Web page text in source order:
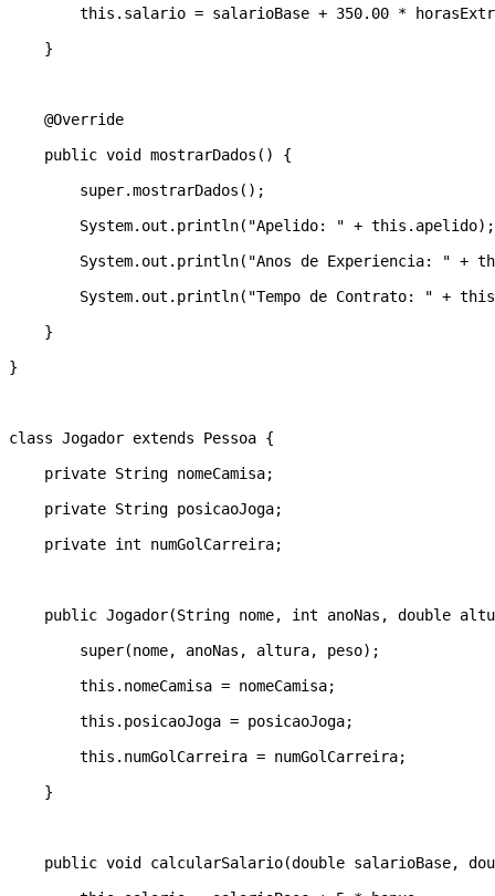
this.salario = salarioBase + 350.00 *
    }
    @Override
    public void mostrarDados() {
        super.mostrarDados();
System.out.println("Apelido: " +
System.out.println("Anos de Experiencia: " +
System.out.println("Tempo de Contrato: " +
    }
}
class Jogador extends Pessoa {
    private String nomeCamisa;
    private String posicaoJoga;
    private int numGolCarreira;
public Jogador(String nome, int anoNas, double
        super(nome, anoNas, altura, peso);
        this.nomeCamisa = nomeCamisa;
        this.posicaoJoga = posicaoJoga;
        this.numGolCarreira = numGolCarreira;
    }
public void calcularSalario(double salarioBase,